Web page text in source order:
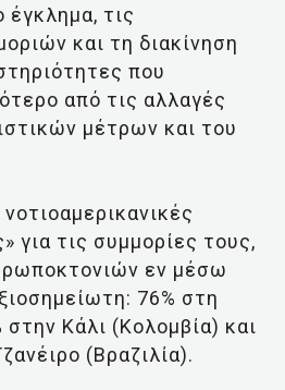
τις
και τη διακίνηση
που
από τις αλλαγές
μέτρων και του
για τις συμμορίες τους,
εν μέσω
76% στη
Κάλι (Κολομβία) και
(Βραζιλία).